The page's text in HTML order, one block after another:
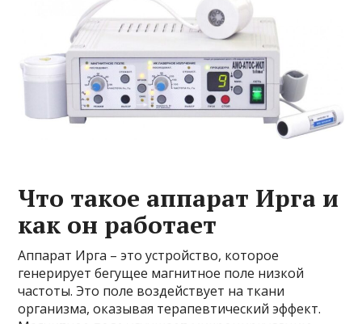
Что такое аппарат Ирга и
как он работает
Аппарат Ирга – это устройство, которое
генерирует бегущее магнитное поле низкой
частоты. Это поле воздействует на ткани
организма, оказывая терапевтический эффект.